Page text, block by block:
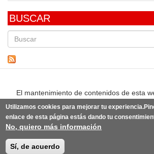
BUSCAR
en
El mantenimiento de contenidos de esta
idea original de knoWare y diseño original de
Utilizamos cookies para mejorar tu
enlace de esta página estás dando tu
No, quiero más información
Sí, de acuerdo